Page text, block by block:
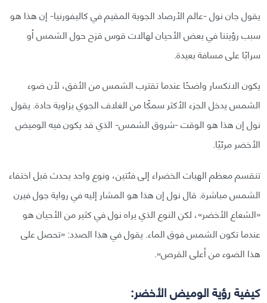
يقول جان نول -عالم الأرصاد الجوية المقيم في كاليفورنيا- إن هذا هو
سبب رؤيتنا في بعض الأحيان لهالات قوس قزح حول الشمس أو
سرابًا على مسافة بعيدة.
يكون الانكسار واضحًا عندما تقترب الشمس من الأفق، لأن ضوء
الشمس يدخل الجزء الأكثر سمكًا من الغلاف الجوي بزاوية حادة. يقول
نول إن هذا هو الوقت -شروق الشمس- الذي قد يكون فيه الوميض
الأخضر مرئيًا.
تنقسم معظم الهبات الخضراء إلى فئتين، ونوع واحد يحدث قبل اختفاء
الشمس مباشرة. قال نول إن هذا هو المشار إليه في رواية جول فيرن
«الشعاع الأخضر»، لكن النوع الذي يراه نول في كثير من الأحيان هو
عندما تكون الشمس فوق الماء. يقول في هذا الصدد: «تحصل على
هذا الضوء من أعلى القرص».
كيفية رؤية الوميض الأخضر: